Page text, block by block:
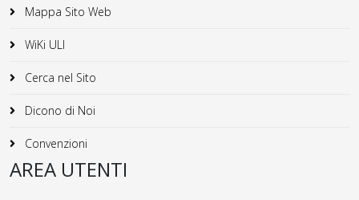
Mappa Sito Web
WiKi ULI
Cerca nel Sito
Dicono di Noi
Convenzioni
AREA UTENTI